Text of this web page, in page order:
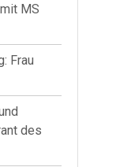
MS
Frau
des